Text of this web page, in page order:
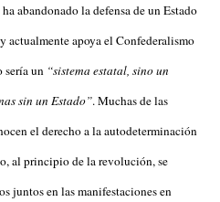
abandonado la defensa de un Estado
apoya el Confederalismo
sería un “sistema estatal, sino un
sin un Estado”. Muchas de las
el derecho a la autodeterminación
al principio de la revolución, se
juntos en las manifestaciones en